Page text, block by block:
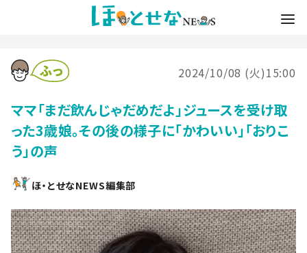
2024/10/08 (火)15:00
ママ「まだ飲んじゃだめだよ」ジュースを受け取
った3歳娘。その後の様子に「かわいい」「おりこ
う」の声
ほ・とせなNEWS編集部